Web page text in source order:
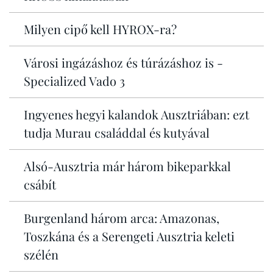
Milyen cipő kell HYROX-ra?
Városi ingázáshoz és túrázáshoz is -
Specialized Vado 3
Ingyenes hegyi kalandok Ausztriában: ezt
tudja Murau családdal és kutyával
Alsó-Ausztria már három bikeparkkal
csábít
Burgenland három arca: Amazonas,
Toszkána és a Serengeti Ausztria keleti
szélén